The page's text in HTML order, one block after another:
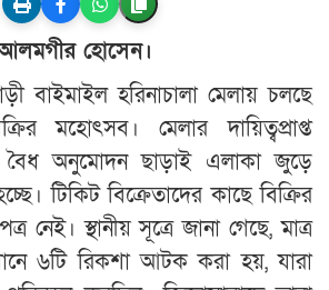
হোসেন।
বাইমাইল হরিনাচালা মেলায় চলছে
মহোৎসব। মেলার দায়িত্বপ্রাপ্ত
বৈধ অনুমোদন ছাড়াই এলাকা জুড়ে
টিকিট বিক্রেতাদের কাছে বিক্রির
নেই। স্থানীয় সূত্রে জানা গেছে, মাত্র
৬টি রিকশা আটক করা হয়, যারা